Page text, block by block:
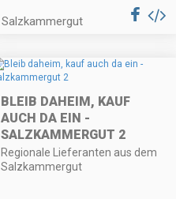
Salzkammergut
BLEIB DAHEIM, KAUF
AUCH DA EIN -
SALZKAMMERGUT 2
Regionale Lieferanten aus dem
Salzkammergut